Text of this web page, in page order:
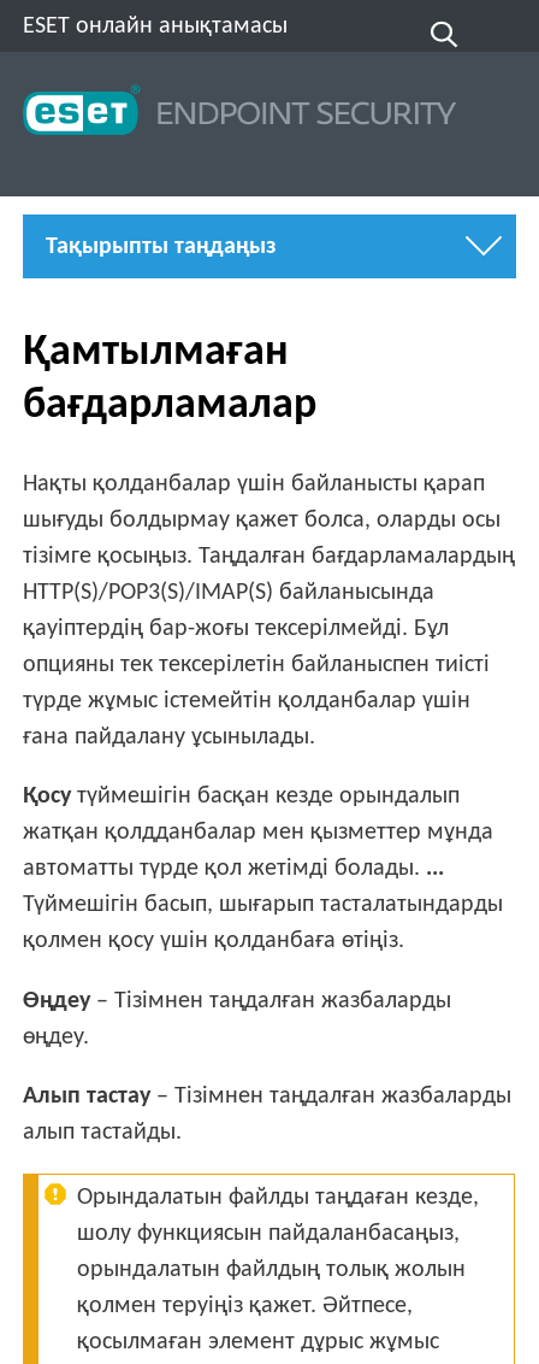
ESET онлайн анықтамасы
Тақырыпты таңдаңыз
Қамтылмаған
бағдарламалар
Нақты қолданбалар үшін байланысты қарап
шығуды болдырмау қажет болса, оларды осы
тізімге қосыңыз. Таңдалған бағдарламалардың
HTTP(S)/POP3(S)/IMAP(S) байланысында
қауіптердің бар-жоғы тексерілмейді. Бұл
опцияны тек тексерілетін байланыспен тиісті
түрде жұмыс істемейтін қолданбалар үшін
ғана пайдалану ұсынылады.
Қосутүймешігін басқан кезде орындалып
жатқан қолдданбалар мен қызметтер мұнда
автоматты түрде қол жетімді болады. ...
Түймешігін басып, шығарып тасталатындарды
қолмен қосу үшін қолданбаға өтіңіз.
Өңдеу– Тізімнен таңдалған жазбаларды
өңдеу.
Алып тастау– Тізімнен таңдалған жазбаларды
алып тастайды.
Орындалатын файлды таңдаған кезде,
шолу функциясын пайдаланбасаңыз,
орындалатын файлдың толық жолын
қолмен теруіңіз қажет. Әйтпесе,
қосылмаған элемент дұрыс жұмыс